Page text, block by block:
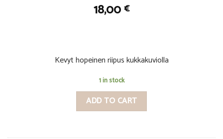
18,00 €
Kevyt hopeinen riipus kukkakuviolla
1 in stock
ADD TO CART